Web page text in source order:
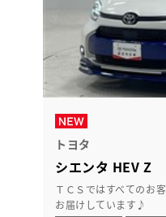
トヨタ
シエンタ HEV Z
ＴＣＳではすべてのお
お届けしています♪